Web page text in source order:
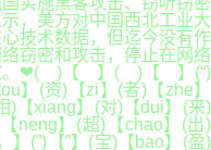
，美方对中国西北工业大
技术数据，但迄今没有作
窃密和攻击，停止在网络
家。❤( )【 】( )【 】(“)
】(资)【zi】(者)【zhe】
)【xiang】(对)【dui】(来)
neng】(超)【chao】(出)
】(”)【”】(宝)【bao】(盈)